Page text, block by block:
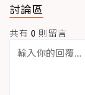
討論區
共有 0 則留言